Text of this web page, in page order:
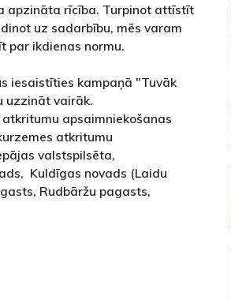
apzināta rīcība. Turpinot attīstīt
uz sadarbību, mēs varam
par ikdienas normu.
iesaistīties kampaņā "Tuvāk
uzzināt vairāk.
apsaimniekošanas
atkritumu
valstspilsēta,
Kuldīgas novads (Laidu
Rudbāržu pagasts,